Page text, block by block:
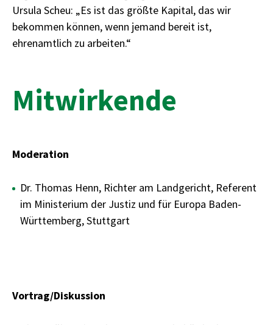
Ursula Scheu: „Es ist das größte Kapital, das wir
bekommen können, wenn jemand bereit ist,
ehrenamtlich zu arbeiten.“
Mitwirkende
Moderation
Dr. Thomas Henn, Richter am Landgericht, Referent
im Ministerium der Justiz und für Europa Baden-
Württemberg, Stuttgart
Vortrag/Diskussion